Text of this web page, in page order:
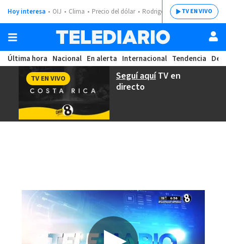
Hoy interesa OIJ Clima Precio del dólar Rodrigo ChavesTV EN VIVO
Última hora Nacional En alerta Internacional Tendencia
Seguí aquíTV en
directo
TV EN VIVO